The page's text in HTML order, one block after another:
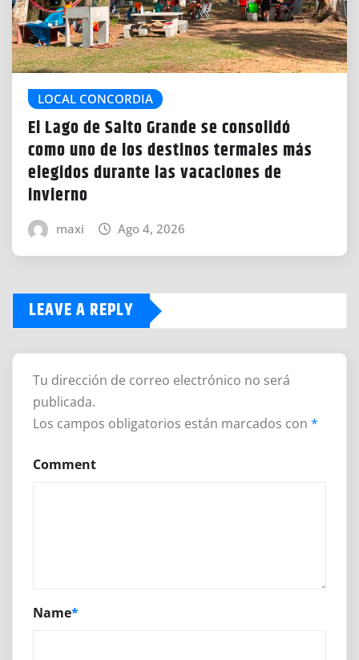
LOCAL CONCORDIA
El Lago de Salto Grande se consolidó
como uno de los destinos termales más
elegidos durante las vacaciones de
invierno
maxi Ago 4, 2026
LEAVE A REPLY
Tu dirección de correo electrónico no será
publicada.
Los campos obligatorios están marcados con *
Comment
Name*